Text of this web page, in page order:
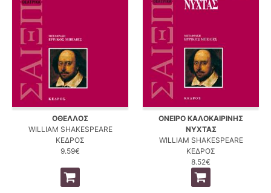
ΟΘΕΛΛΟΣ
WILLIAM SHAKESPEARE
ΚΕΔΡΟΣ
9.59€
ΟΝΕΙΡΟ ΚΑΛΟΚΑΙΡΙΝΗΣ
ΝΥΧΤΑΣ
WILLIAM SHAKESPEARE
ΚΕΔΡΟΣ
8.52€